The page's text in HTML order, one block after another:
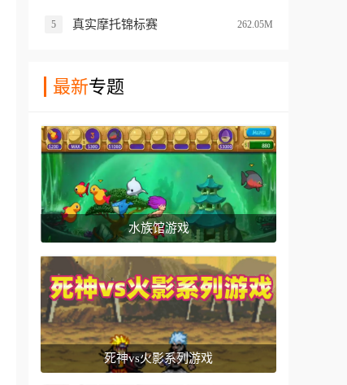
5 真实摩托锦标赛 262.05M
最新专题
水族馆游戏
死神vs火影系列游戏